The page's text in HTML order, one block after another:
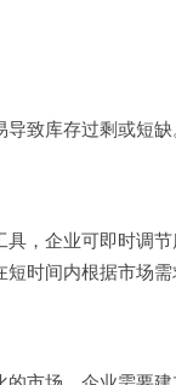
致库存过剩或短
，企业可即时调
时间内根据市场需